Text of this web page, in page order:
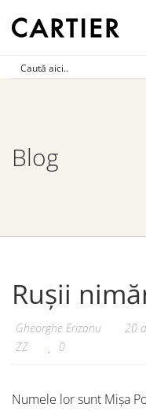
Blog
Rușii
Gheorghe Erizanu 20
ZZ
0
Numele lor sunt Mișa